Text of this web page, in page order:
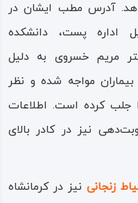
آدرس مطب ایشان در
اداره پست، دانشکده
مریم خسروی به دلیل
مواجه شده و نظر
جلب کرده است. اطلاعات
نیز در کادر بالای
زنجانی نیز در کرمانشاه